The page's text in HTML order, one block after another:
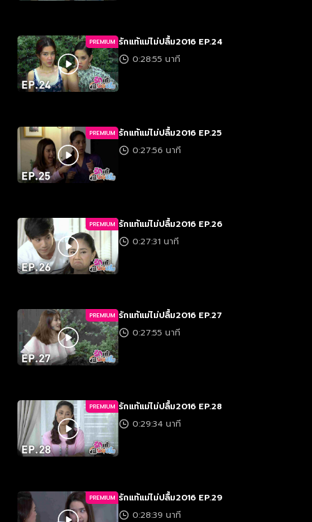
PREMIUM รักแท้แม่ไม่ปลื้ม2016 EP.24
0:28:55 นาที
PREMIUM รักแท้แม่ไม่ปลื้ม2016 EP.25
0:27:56 นาที
PREMIUM รักแท้แม่ไม่ปลื้ม2016 EP.26
0:27:31 นาที
PREMIUM รักแท้แม่ไม่ปลื้ม2016 EP.27
0:27:55 นาที
PREMIUM รักแท้แม่ไม่ปลื้ม2016 EP.28
0:29:34 นาที
PREMIUM รักแท้แม่ไม่ปลื้ม2016 EP.29
0:28:39 นาที